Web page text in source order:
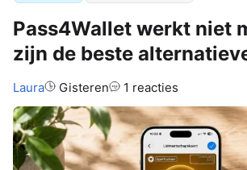
Pass4Wallet werkt niet
zijn de beste
Auteur:
Laura Gisteren 1 reacties